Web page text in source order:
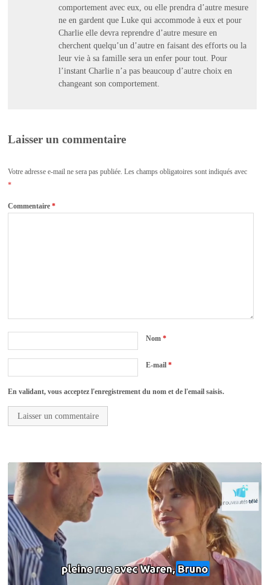
comportement avec eux, ou elle prendra d’autre mesure
ne en gardent que Luke qui accommode à eux et pour
Charlie elle devra reprendre d’autre mesure en
cherchent quelqu’un d’autre en faisant des efforts ou la
leur vie à sa famille sera un enfer pour tout. Pour
l’instant Charlie n’a pas beaucoup d’autre choix en
changeant son comportement.
Laisser un commentaire
Votre adresse e-mail ne sera pas publiée. Les champs obligatoires sont indiqués avec
*
Commentaire*
Nom*
E-mail*
En validant, vous acceptez l'enregistrement du nom et de l'email saisis.